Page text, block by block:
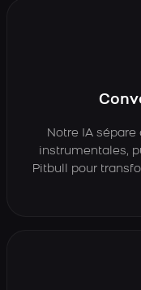
Notre IA
instrumentales,
Pitbull pour